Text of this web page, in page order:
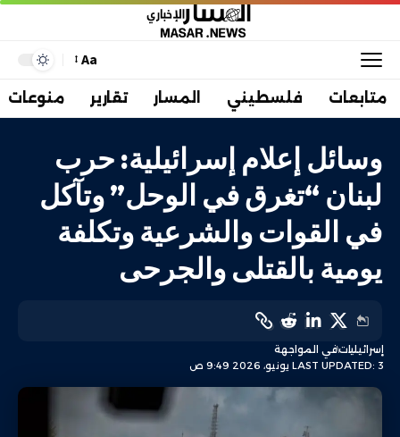
Aa
متابعات فلسطيني المسار تقارير منوعات
وسائل إعلام إسرائيلية: حرب
لبنان “تغرق في الوحل” وتآكل
في القوات والشرعية وتكلفة
يومية بالقتلى والجرحى
LAST UPDATED: 3 يونيو، 2026 9:49 ص
إسرائيلياتفي المواجهة